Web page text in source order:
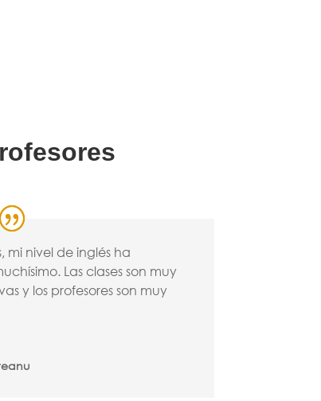
mi nivel de inglés ha
Las clases son muy
y los profesores son muy